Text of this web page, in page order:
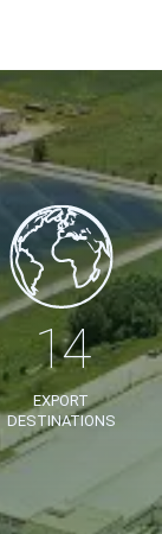
EXPORT
DESTINATIONS